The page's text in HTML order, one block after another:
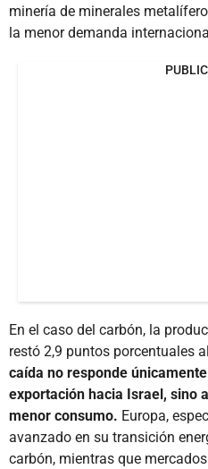
minería de minerales
la menor demanda
En el caso del carbón, la
restó 2,9 puntos porcentuales
caída no responde
exportación hacia Israel, sino
menor consumo. Europa,
avanzado en su transición
carbón, mientras que